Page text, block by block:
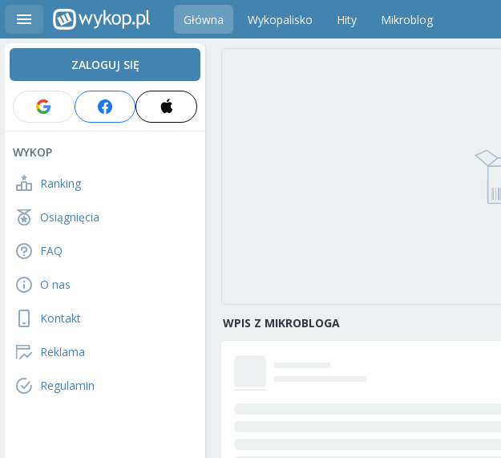
Główna Wykopalisko Hity Mikroblog
ZALOGUJ SIĘ
WYKOP
Ranking
Osiągnięcia
FAQ
O nas
Kontakt
Reklama
Regulamin
WPIS Z MIKROBLOGA